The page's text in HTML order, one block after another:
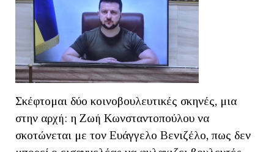
Σκέφτομαι δύο κοινοβουλευτικές σκηνές, μια
στην αρχή: η Ζωή Κωνσταντοπούλου να
σκοτώνεται με τον Ευάγγελο Βενιζέλο, πως δεν